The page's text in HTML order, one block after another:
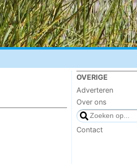
OVERIGE
Adverteren
Over ons
Contact